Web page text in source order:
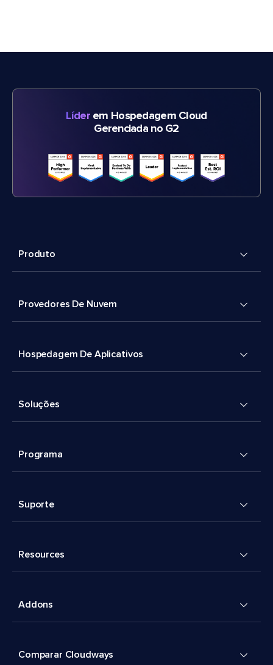
Líderem Hospedagem Cloud
Gerenciada no G2
Produto
Provedores De Nuvem
Hospedagem De Aplicativos
Soluções
Programa
Suporte
Resources
Addons
Comparar Cloudways